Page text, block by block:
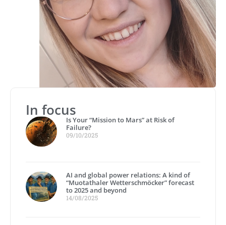
In focus
Is Your “Mission to Mars” at Risk of
Failure?
09/10/2025
AI and global power relations: A kind of
“Muotathaler Wetterschmöcker” forecast
to 2025 and beyond
14/08/2025